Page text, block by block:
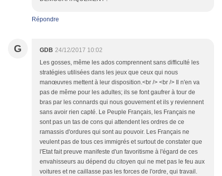
Répondre
G GDB 24/12/2017 10:02
Les gosses, même les ados comprennent sans difficulté les
stratégies utilisées dans les jeux que ceux qui nous
manœuvres mettent à leur disposition.<br /> <br /> Il n'en va
pas de même pour les adultes; ils se font gaufrer à tour de
bras par les connards qui nous gouvernent et ils y reviennent
sans avoir rien capté. Le Peuple Français, les Français ne
sont pas un tas de cons qui attendent les ordres de ce
ramassis d'ordures qui sont au pouvoir. Les Français ne
veulent pas de tous ces immigrés et surtout de constater que
l'Etat fait preuve manifeste d'un favoritisme à l'égard de ces
envahisseurs au dépend du citoyen qui ne met pas le feu aux
voitures et ne caillasse pas les forces de l'ordre, qui travail.